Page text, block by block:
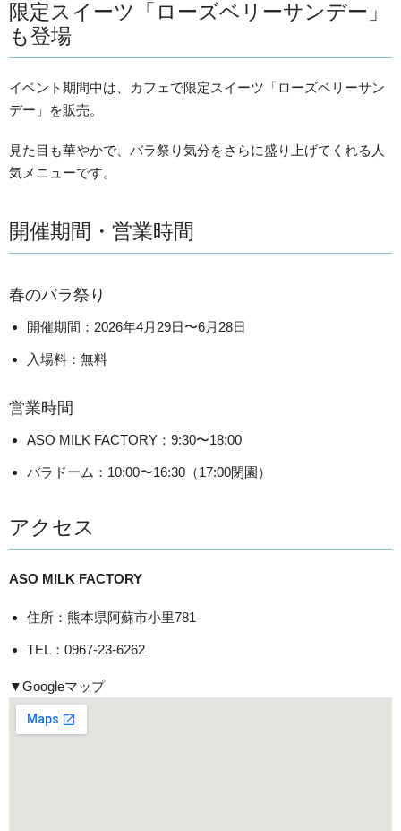
限定スイーツ「ローズベリーサンデー」
も登場
イベント期間中は、カフェで限定スイーツ「ローズベリーサン
デー」を販売。
見た目も華やかで、バラ祭り気分をさらに盛り上げてくれる人
気メニューです。
開催期間・営業時間
春のバラ祭り
開催期間：2026年4月29日〜6月28日
入場料：無料
営業時間
ASO MILK FACTORY：9:30〜18:00
バラドーム：10:00〜16:30（17:00閉園）
アクセス
ASO MILK FACTORY
住所：熊本県阿蘇市小里781
TEL：0967-23-6262
▼Googleマップ